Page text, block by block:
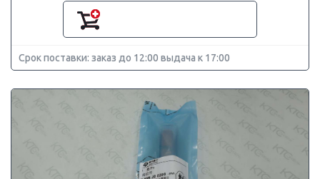
Срок поставки: заказ до 12:00 выдача к 17:00